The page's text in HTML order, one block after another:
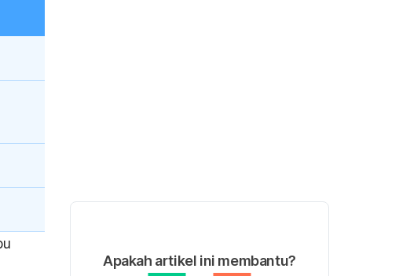
Apakah artikel ini membantu?